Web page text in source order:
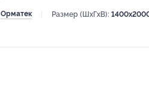
Орматек Размер (ШхГхВ):